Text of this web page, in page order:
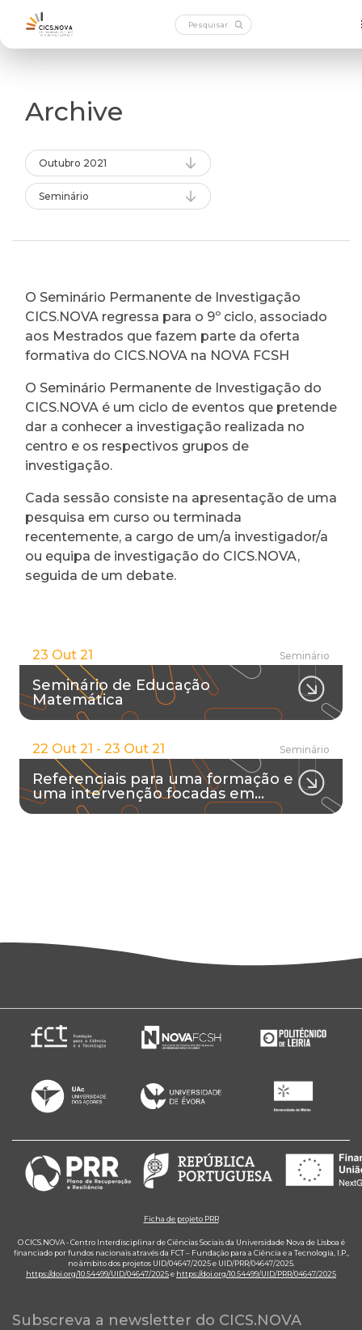
Archive
Outubro 2021
Seminário
O Seminário Permanente de Investigação
CICS.NOVA regressa para o 9º ciclo, associado
aos Mestrados que fazem parte da oferta
formativa do CICS.NOVA na NOVA FCSH
O Seminário Permanente de Investigação do
CICS.NOVA é um ciclo de eventos que pretende
dar a conhecer a investigação realizada no
centro e os respectivos grupos de
investigação.
Cada sessão consiste na apresentação de uma
pesquisa em curso ou terminada
recentemente, a cargo de um/a investigador/a
ou equipa de investigação do CICS.NOVA,
seguida de um debate.
23 Out 21 Seminário
Seminário de Educação
Matemática
22 Out 21 - 23 Out 21 Seminário
Referenciais para uma formação e
uma intervenção focadas em…
Ficha de projeto PRR
O CICS.NOVA - Centro Interdisciplinar de Ciências Sociais da Universidade Nova de Lisboa é
financiado por fundos nacionais através da FCT – Fundação para a Ciência e a Tecnologia, I.P.,
no âmbito dos projetos UID/04647/2025 e UID/PRR/04647/2025.
https://doi.org/10.54499/UID/04647/2025e https://doi.org/10.54499/UID/PRR/04647/2025
Subscreva a newsletter do CICS.NOVA